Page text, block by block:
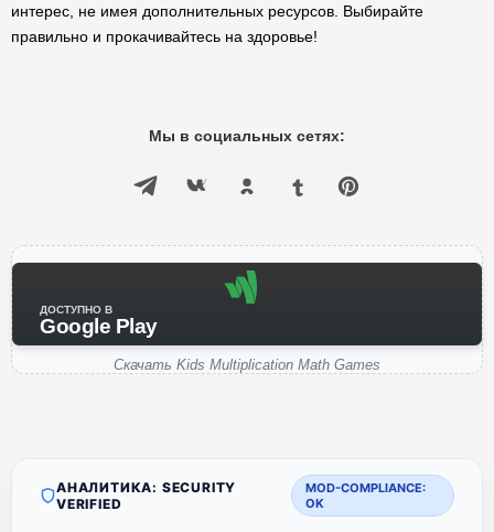
интерес, не имея дополнительных ресурсов. Выбирайте
правильно и прокачивайтесь на здоровье!
Мы в социальных сетях:
ДОСТУПНО В
Google Play
Скачать Kids Multiplication Math Games
АНАЛИТИКА: SECURITY
VERIFIED
MOD-COMPLIANCE:
OK